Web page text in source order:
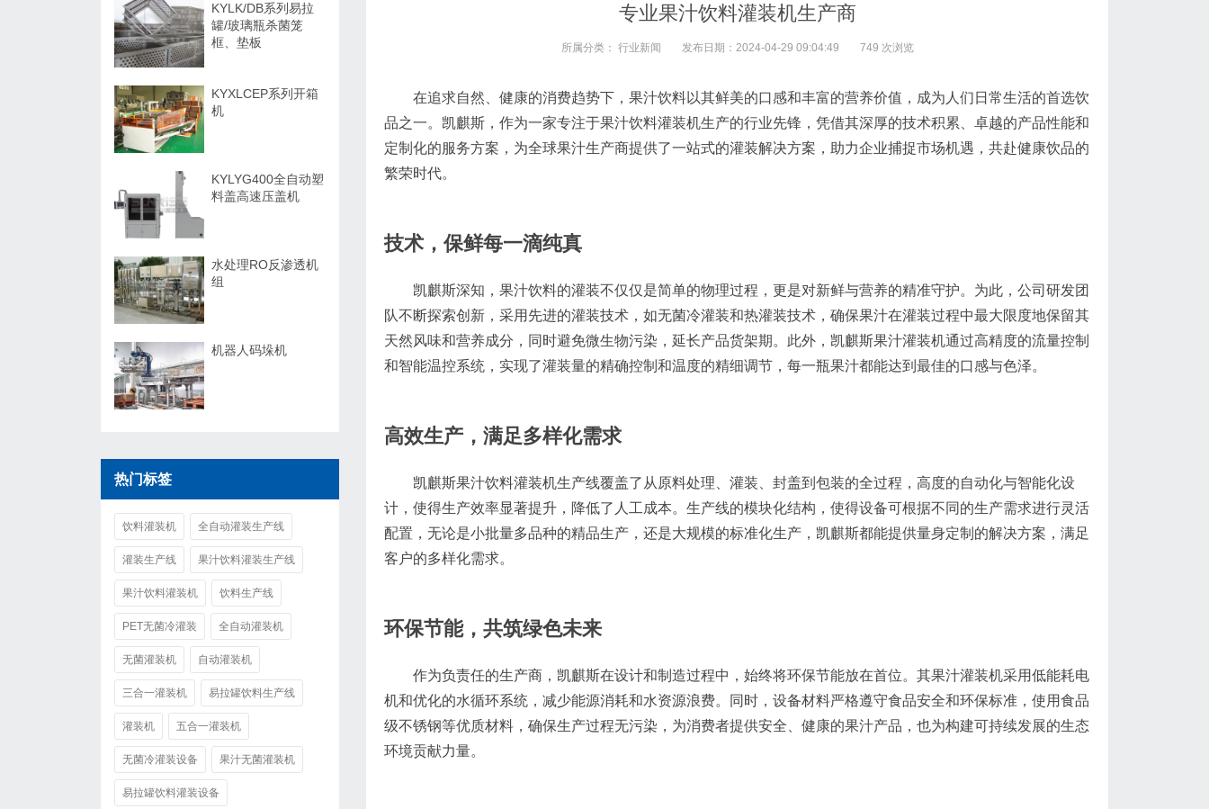
专业果汁饮料灌装机生产商
所属分类： 行业新闻 发布日期：2024-04-29 09:04:49 749 次浏览
在追求自然、健康的消费趋势下，果汁饮料以其鲜美的口感和丰富的营养价值，成为人们日常生活的首选饮
品之一。凯麒斯，作为一家专注于果汁饮料灌装机生产的行业先锋，凭借其深厚的技术积累、卓越的产品性能和
定制化的服务方案，为全球果汁生产商提供了一站式的灌装解决方案，助力企业捕捉市场机遇，共赴健康饮品的
繁荣时代。
技术，保鲜每一滴纯真
凯麒斯深知，果汁饮料的灌装不仅仅是简单的物理过程，更是对新鲜与营养的精准守护。为此，公司研发团
队不断探索创新，采用先进的灌装技术，如无菌冷灌装和热灌装技术，确保果汁在灌装过程中最大限度地保留其
天然风味和营养成分，同时避免微生物污染，延长产品货架期。此外，凯麒斯果汁灌装机通过高精度的流量控制
和智能温控系统，实现了灌装量的精确控制和温度的精细调节，每一瓶果汁都能达到最佳的口感与色泽。
高效生产，满足多样化需求
凯麒斯果汁饮料灌装机生产线覆盖了从原料处理、灌装、封盖到包装的全过程，高度的自动化与智能化设
计，使得生产效率显著提升，降低了人工成本。生产线的模块化结构，使得设备可根据不同的生产需求进行灵活
配置，无论是小批量多品种的精品生产，还是大规模的标准化生产，凯麒斯都能提供量身定制的解决方案，满足
客户的多样化需求。
环保节能，共筑绿色未来
作为负责任的生产商，凯麒斯在设计和制造过程中，始终将环保节能放在首位。其果汁灌装机采用低能耗电
机和优化的水循环系统，减少能源消耗和水资源浪费。同时，设备材料严格遵守食品安全和环保标准，使用食品
级不锈钢等优质材料，确保生产过程无污染，为消费者提供安全、健康的果汁产品，也为构建可持续发展的生态
环境贡献力量。
KYLK/DB系列易拉
罐/玻璃瓶杀菌笼
框、垫板
KYXLCEP系列开箱
机
KYLYG400全自动塑
料盖高速压盖机
水处理RO反渗透机
组
机器人码垛机
热门标签
饮料灌装机 全自动灌装生产线
灌装生产线 果汁饮料灌装生产线
果汁饮料灌装机 饮料生产线
PET无菌冷灌装 全自动灌装机
无菌灌装机 自动灌装机
三合一灌装机 易拉罐饮料生产线
灌装机 五合一灌装机
无菌冷灌装设备 果汁无菌灌装机
易拉罐饮料灌装设备